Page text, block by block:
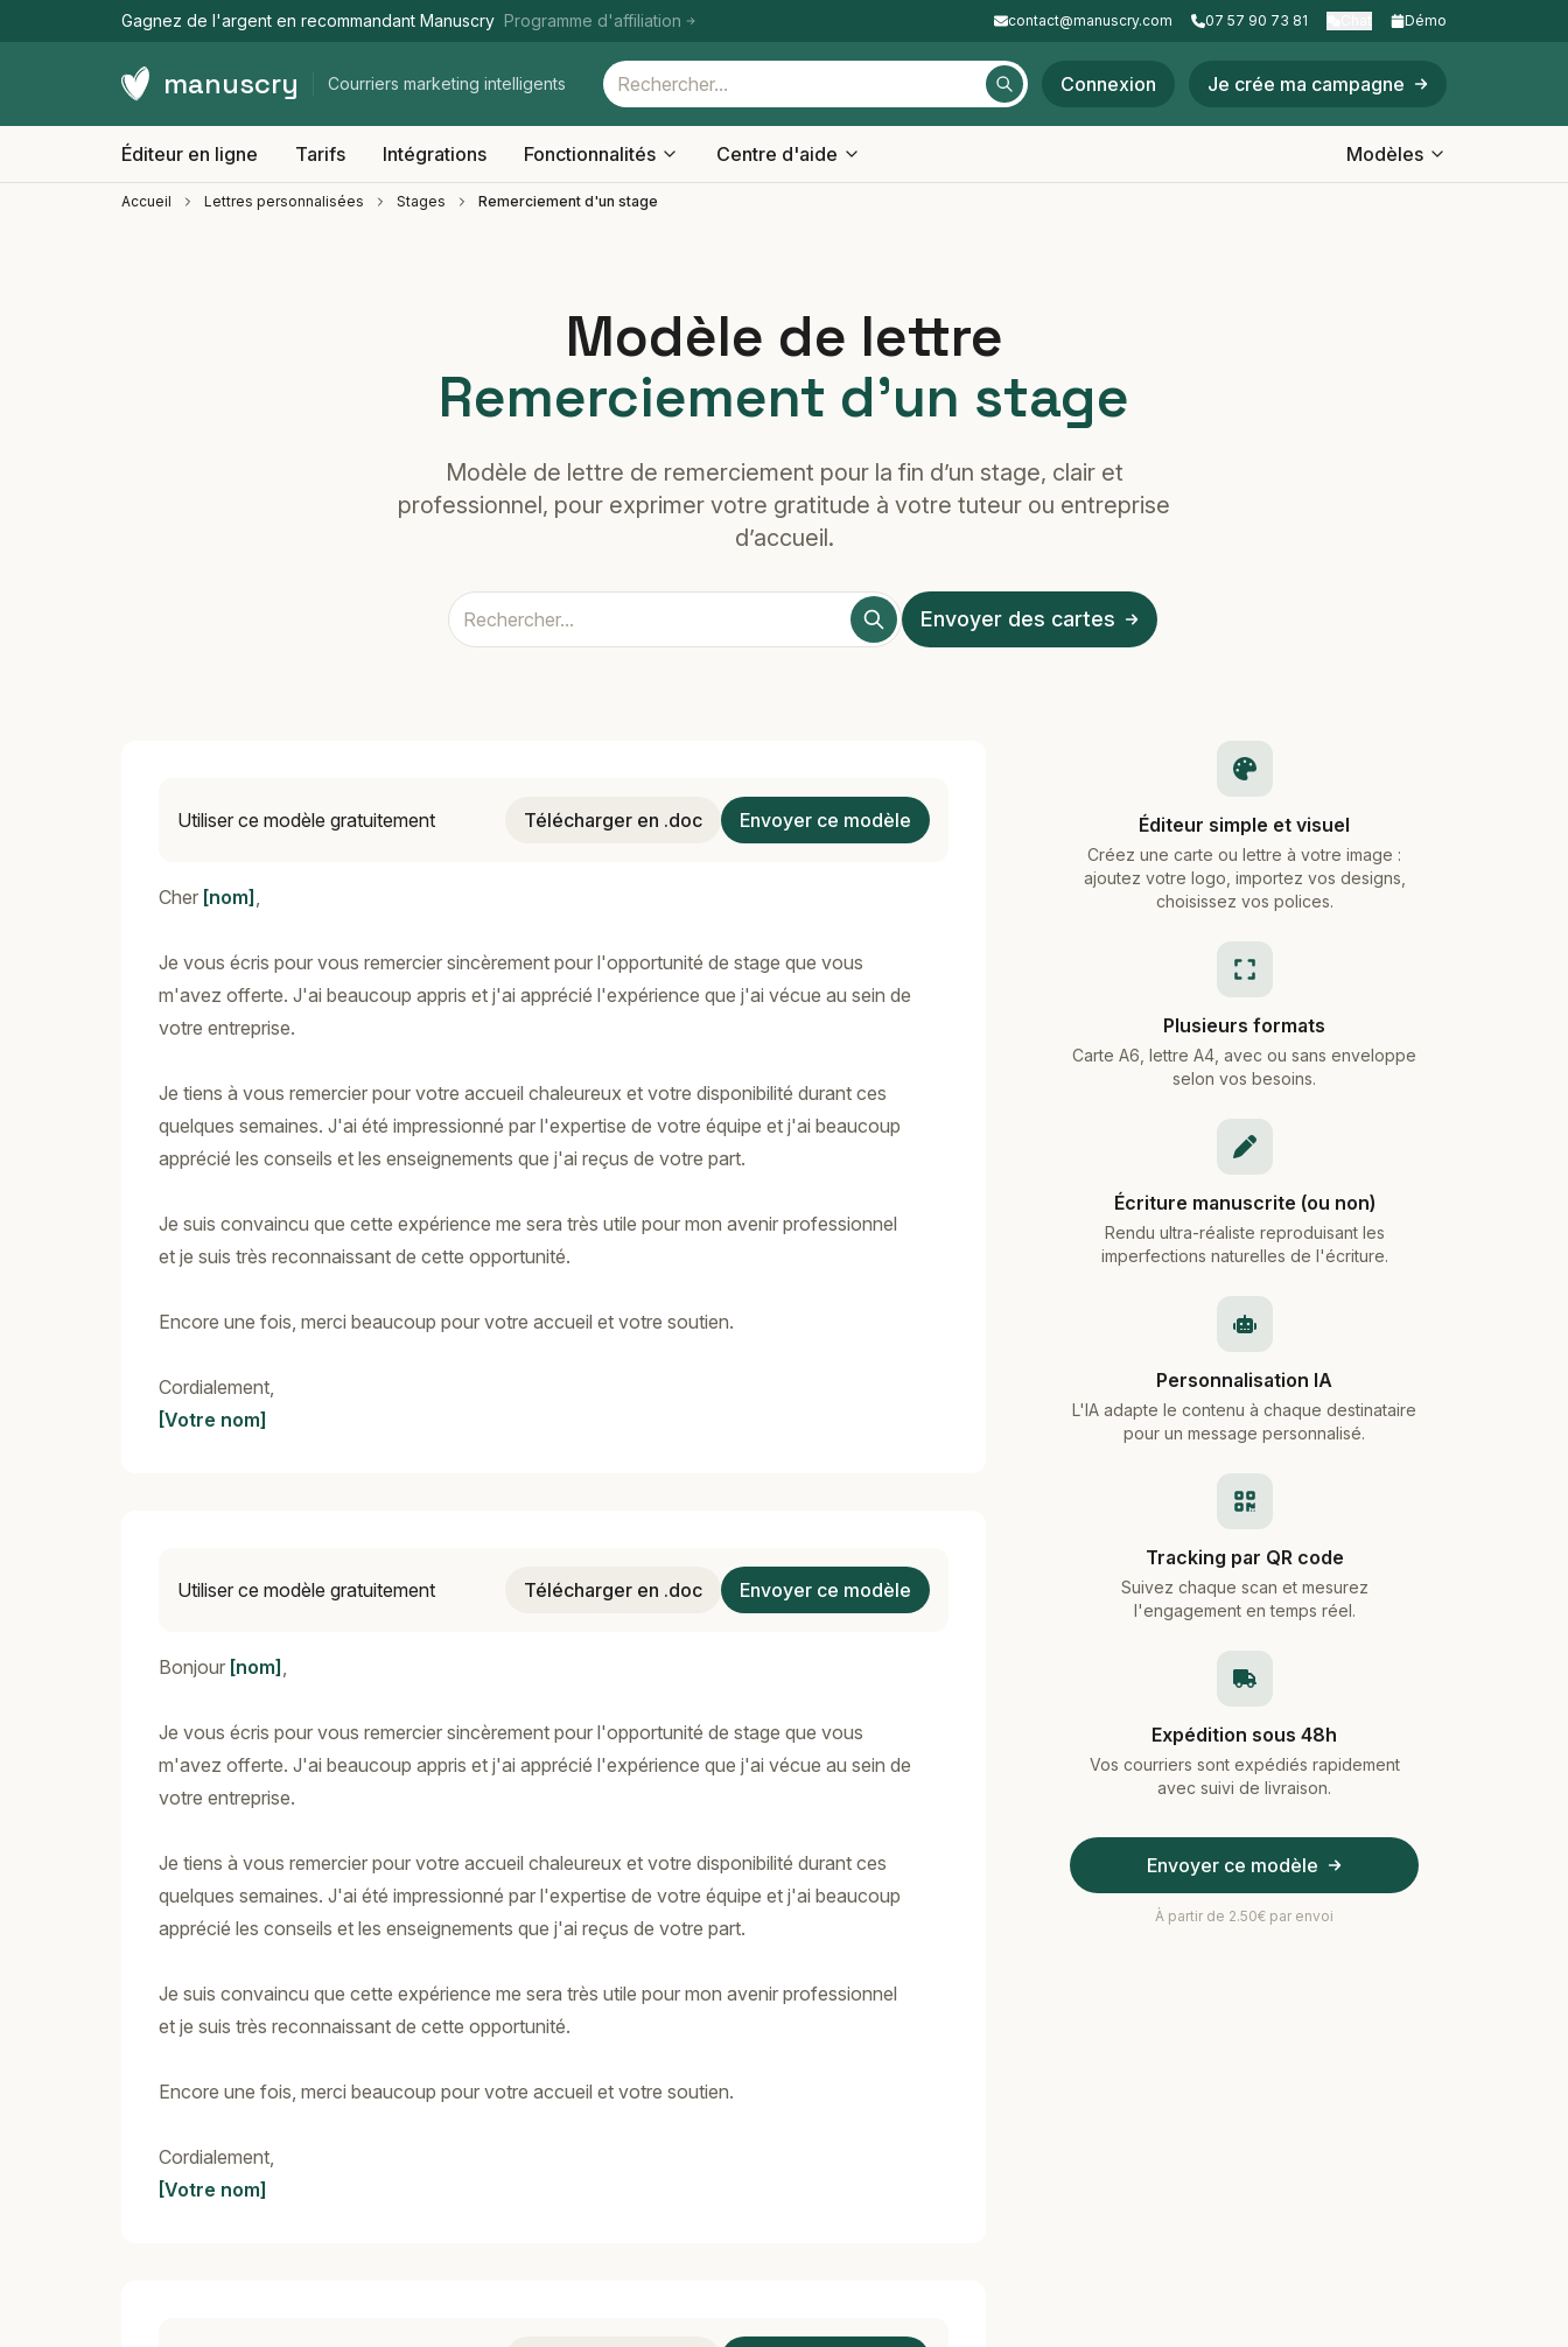
Gagnez de l'argent en recommandant Manuscry Programme d'affiliation contact@manuscry.com 07 57 90 73 81 Démo
manuscry Courriers marketing intelligents Connexion Je crée ma campagne
Éditeur en ligne Tarifs Intégrations Fonctionnalités Centre d'aide Modèles
Accueil Lettres personnalisées Stages Remerciement d'un stage
Modèle de lettre
Remerciement d'un stage
Modèle de lettre de remerciement pour la fin d’un stage, clair et
professionnel, pour exprimer votre gratitude à votre tuteur ou entreprise
d’accueil.
Envoyer des cartes
Utiliser ce modèle gratuitement Télécharger en .doc Envoyer ce modèle
Cher [nom] ,
Je vous écris pour vous remercier sincèrement pour l'opportunité de stage que vous
m'avez offerte. J'ai beaucoup appris et j'ai apprécié l'expérience que j'ai vécue au sein de
votre entreprise.
Je tiens à vous remercier pour votre accueil chaleureux et votre disponibilité durant ces
quelques semaines. J'ai été impressionné par l'expertise de votre équipe et j'ai beaucoup
apprécié les conseils et les enseignements que j'ai reçus de votre part.
Je suis convaincu que cette expérience me sera très utile pour mon avenir professionnel
et je suis très reconnaissant de cette opportunité.
Encore une fois, merci beaucoup pour votre accueil et votre soutien.
Cordialement,
[Votre nom]
Utiliser ce modèle gratuitement Télécharger en .doc Envoyer ce modèle
Bonjour [nom] ,
Je vous écris pour vous remercier sincèrement pour l'opportunité de stage que vous
m'avez offerte. J'ai beaucoup appris et j'ai apprécié l'expérience que j'ai vécue au sein de
votre entreprise.
Je tiens à vous remercier pour votre accueil chaleureux et votre disponibilité durant ces
quelques semaines. J'ai été impressionné par l'expertise de votre équipe et j'ai beaucoup
apprécié les conseils et les enseignements que j'ai reçus de votre part.
Je suis convaincu que cette expérience me sera très utile pour mon avenir professionnel
et je suis très reconnaissant de cette opportunité.
Encore une fois, merci beaucoup pour votre accueil et votre soutien.
Cordialement,
[Votre nom]
Éditeur simple et visuel
Créez une carte ou lettre à votre image :
ajoutez votre logo, importez vos designs,
choisissez vos polices.
Plusieurs formats
Carte A6, lettre A4, avec ou sans enveloppe
selon vos besoins.
Écriture manuscrite (ou non)
Rendu ultra-réaliste reproduisant les
imperfections naturelles de l'écriture.
Personnalisation IA
L'IA adapte le contenu à chaque destinataire
pour un message personnalisé.
Tracking par QR code
Suivez chaque scan et mesurez
l'engagement en temps réel.
Expédition sous 48h
Vos courriers sont expédiés rapidement
avec suivi de livraison.
Envoyer ce modèle
À partir de 2.50€ par envoi